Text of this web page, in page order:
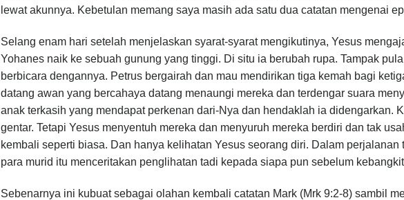
lewat akunnya. Kebetulan memang saya masih ada satu dua catatan mengenai
Selang enam hari setelah menjelaskan syarat-syarat mengikutinya, Yesus
Yohanes naik ke sebuah gunung yang tinggi. Di situ ia berubah rupa. Tampak
berbicara dengannya. Petrus bergairah dan mau mendirikan tiga kemah bagi
datang awan yang bercahaya datang menaungi mereka dan terdengar suara
anak terkasih yang mendapat perkenan dari-Nya dan hendaklah ia didengarkan.
gentar. Tetapi Yesus menyentuh mereka dan menyuruh mereka berdiri dan tak
kembali seperti biasa. Dan hanya kelihatan Yesus seorang diri. Dalam perjalanan
para murid itu menceritakan penglihatan tadi kepada siapa pun sebelum
Sebenarnya ini kubuat sebagai olahan kembali catatan Mark (Mrk 9:2-8) sambil